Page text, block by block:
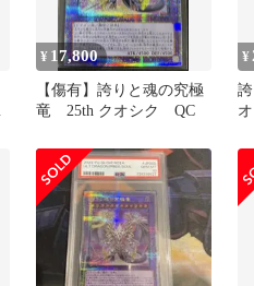
¥ 17,800
【傷有】誇りと魂の究極
竜 25th クオシク QC
¥